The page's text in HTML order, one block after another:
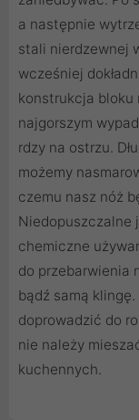
a następnie
stali nierdzewnej
wcześniej
konstrukcja bloku
najgorszym
rdzy na ostrzu.
możemy
czemu nasz nóż
Niedopuszczalne
chemiczne
do przebarwienia
bądź samą
doprowadzić do
nie należy
kuchennych.